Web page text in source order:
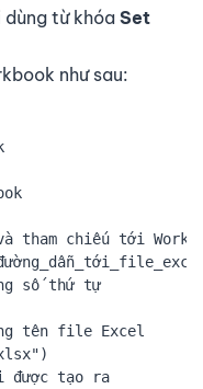
từ khóa Set
như sau:
tham chiếu tới
số thứ tự
tên file Excel
được tạo ra